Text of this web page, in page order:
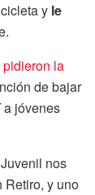
y le
pidieron la
de bajar
a jóvenes
nos
Retiro, y uno